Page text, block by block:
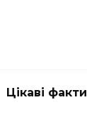
Цікаві факти